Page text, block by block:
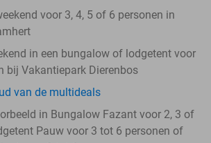
voor 3, 4, 5 of 6 personen in
in een bungalow of lodgetent voor
bij Vakantiepark Dierenbos
van de multideals
in Bungalow Fazant voor 2, 3 of
Pauw voor 3 tot 6 personen of